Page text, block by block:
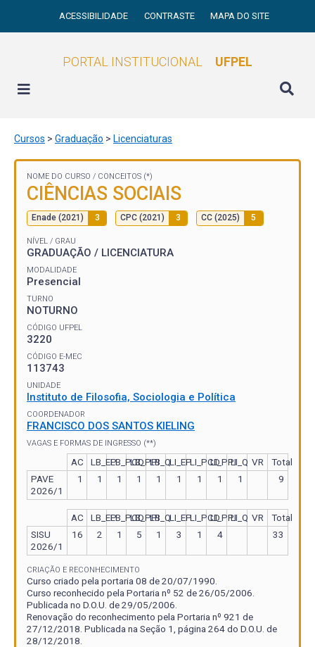
ACESSIBILIDADE CONTRASTE MAPA DO SITE
PORTAL INSTITUCIONAL UFPEL
Cursos > Graduação > Licenciaturas
NOME DO CURSO / CONCEITOS (*)
CIÊNCIAS SOCIAIS
Enade (2021) 3 CPC (2021) 3 CC (2025) 5
NÍVEL / GRAU
GRADUAÇÃO / LICENCIATURA
MODALIDADE
Presencial
TURNO
NOTURNO
CÓDIGO UFPEL
3220
CÓDIGO E-MEC
113743
UNIDADE
Instituto de Filosofia, Sociologia e Política
COORDENADOR
FRANCISCO DOS SANTOS KIELING
VAGAS E FORMAS DE INGRESSO (**)
AC LB_EPLB_PCDLB_PPILB_QLI_EPLI_PCDLI_PPILI_Q VR
Total
PAVE
2026/1
1 1 1 1 1 1 1 1 1 9
AC LB_EPLB_PCDLB_PPILB_QLI_EPLI_PCDLI_PPILI_Q VR
Total
SISU
2026/1
16 2 1 5 1 3 1 4 33
CRIAÇÃO E RECONHECIMENTO
Curso criado pela portaria 08 de 20/07/1990.
Curso reconhecido pela Portaria nº 52 de 26/05/2006.
Publicada no D.O.U. de 29/05/2006.
Renovação do reconhecimento pela Portaria nº 921 de
27/12/2018. Publicada na Seção 1, página 264 do D.O.U. de
28/12/2018.